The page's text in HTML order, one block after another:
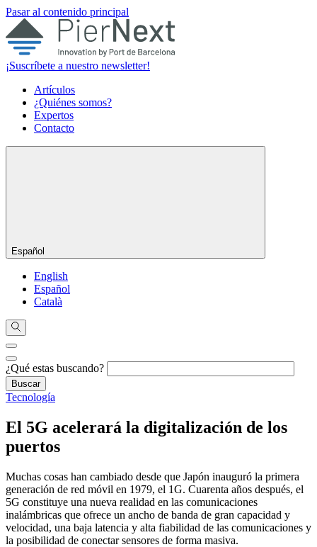
Pasar al contenido principal
¡Suscríbete a nuestro newsletter!
Artículos
¿Quiénes somos?
Expertos
Contacto
Español
English
Español
Català
¿Qué estas buscando?
Tecnología
El 5G acelerará la digitalización de los
puertos
Muchas cosas han cambiado desde que Japón inauguró la primera
generación de red móvil en 1979, el 1G. Cuarenta años después, el
5G constituye una nueva realidad en las comunicaciones
inalámbricas que ofrece un ancho de banda de gran capacidad y
velocidad, una baja latencia y alta fiabilidad de las comunicaciones y
la posibilidad de conectar sensores de forma masiva.